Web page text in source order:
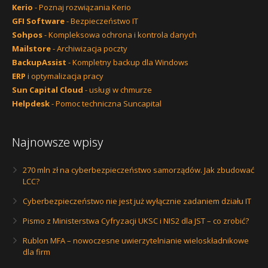
Kerio - Poznaj rozwiązania Kerio
GFI Software- Bezpieczeństwo IT
Sohpos- Kompleksowa ochrona i kontrola danych
Mailstore- Archiwizacja poczty
BackupAssist - Kompletny backup dla Windows
ERP i optymalizacja pracy
Sun Capital Cloud - usługi w chmurze
Helpdesk- Pomoc techniczna Suncapital
Najnowsze wpisy
270 mln zł na cyberbezpieczeństwo samorządów. Jak zbudować
LCC?
Cyberbezpieczeństwo nie jest już wyłącznie zadaniem działu IT
Pismo z Ministerstwa Cyfryzacji UKSC i NIS2 dla JST – co zrobić?
Rublon MFA – nowoczesne uwierzytelnianie wieloskładnikowe
dla firm